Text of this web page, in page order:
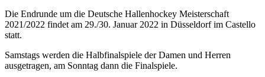
Die Endrunde um die Deutsche Hallenhockey Meisterschaft
2021/2022 findet am 29./30. Januar 2022 in Düsseldorf im Castello
statt.
Samstags werden die Halbfinalspiele der Damen und Herren
ausgetragen, am Sonntag dann die Finalspiele.